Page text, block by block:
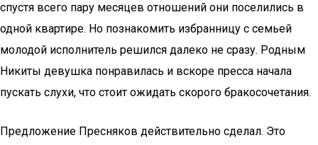
спустя всего пару месяцев отношений они поселились в
одной квартире. Но познакомить избранницу с семьей
молодой исполнитель решился далеко не сразу. Родным
Никиты девушка понравилась и вскоре пресса начала
пускать слухи, что стоит ожидать скорого бракосочетания.
Предложение Пресняков действительно сделал. Это